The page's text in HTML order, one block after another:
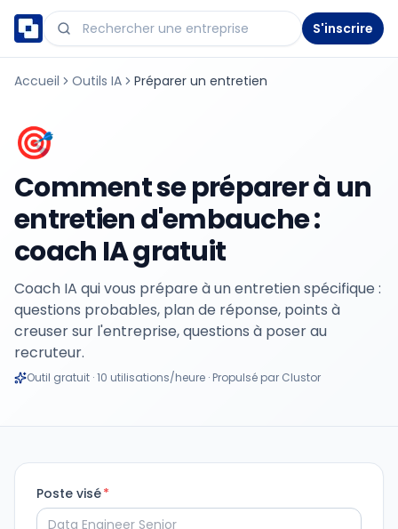
S'inscrire
Accueil Outils IA Préparer un entretien
🎯
Comment se préparer à un
entretien d'embauche :
coach IA gratuit
Coach IA qui vous prépare à un entretien spécifique :
questions probables, plan de réponse, points à
creuser sur l'entreprise, questions à poser au
recruteur.
Outil gratuit · 10 utilisations/heure · Propulsé par Clustor
Poste visé*